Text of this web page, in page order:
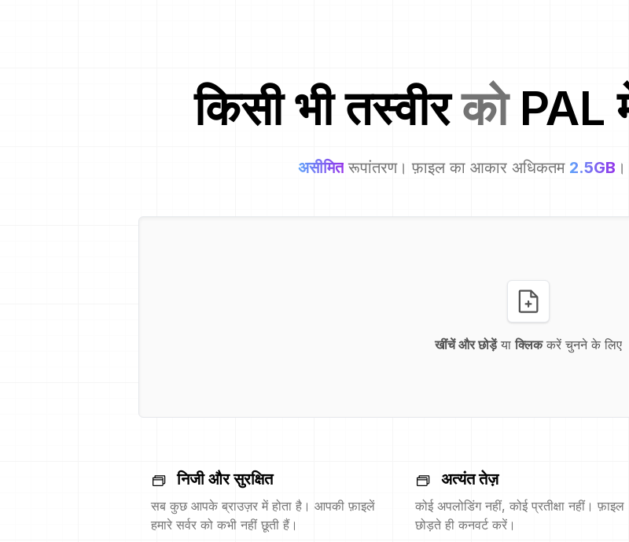
किसी भी तस्वीरको PAL
असीमित रूपांतरण। फ़ाइल का आकार अधिकतम 2.5GB
खींचें और छोड़ेंया क्लिककरें चुनने के लिए
निजी और सुरक्षित
सब कुछ आपके ब्राउज़र में होता है। आपकी फ़ाइलें
हमारे सर्वर को कभी नहीं छूती हैं।
अत्यंत तेज़
कोई अपलोडिंग नहीं, कोई प्रतीक्षा नहीं। फ़ाइल
छोड़ते ही कनवर्ट करें।